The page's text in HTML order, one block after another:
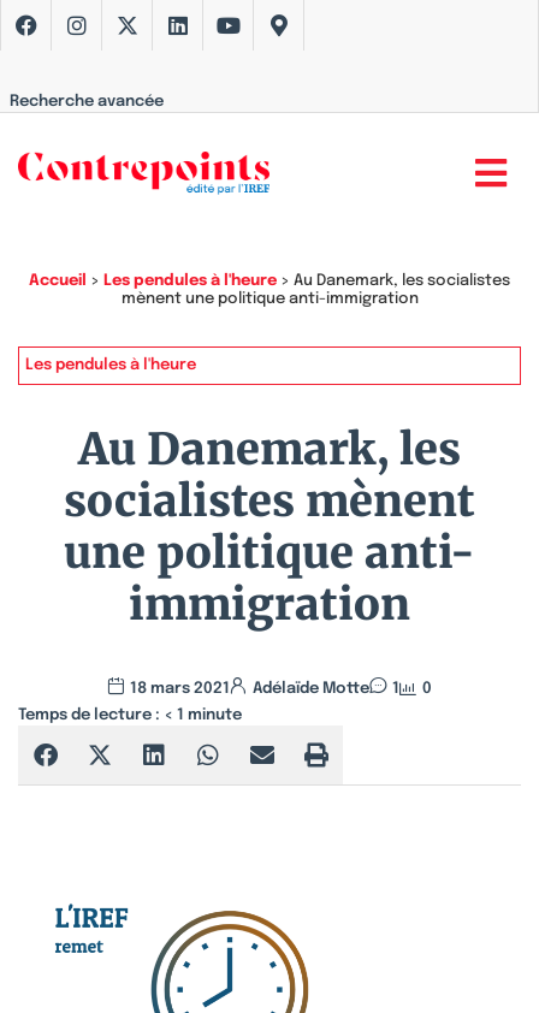
Recherche avancée
Accueil > Les pendules à l'heure > Au Danemark, les socialistes
mènent une politique anti-immigration
Les pendules à l'heure
Au Danemark, les
socialistes mènent
une politique anti-
immigration
18 mars 2021 Adélaïde Motte 1
0
Temps de lecture : < 1 minute